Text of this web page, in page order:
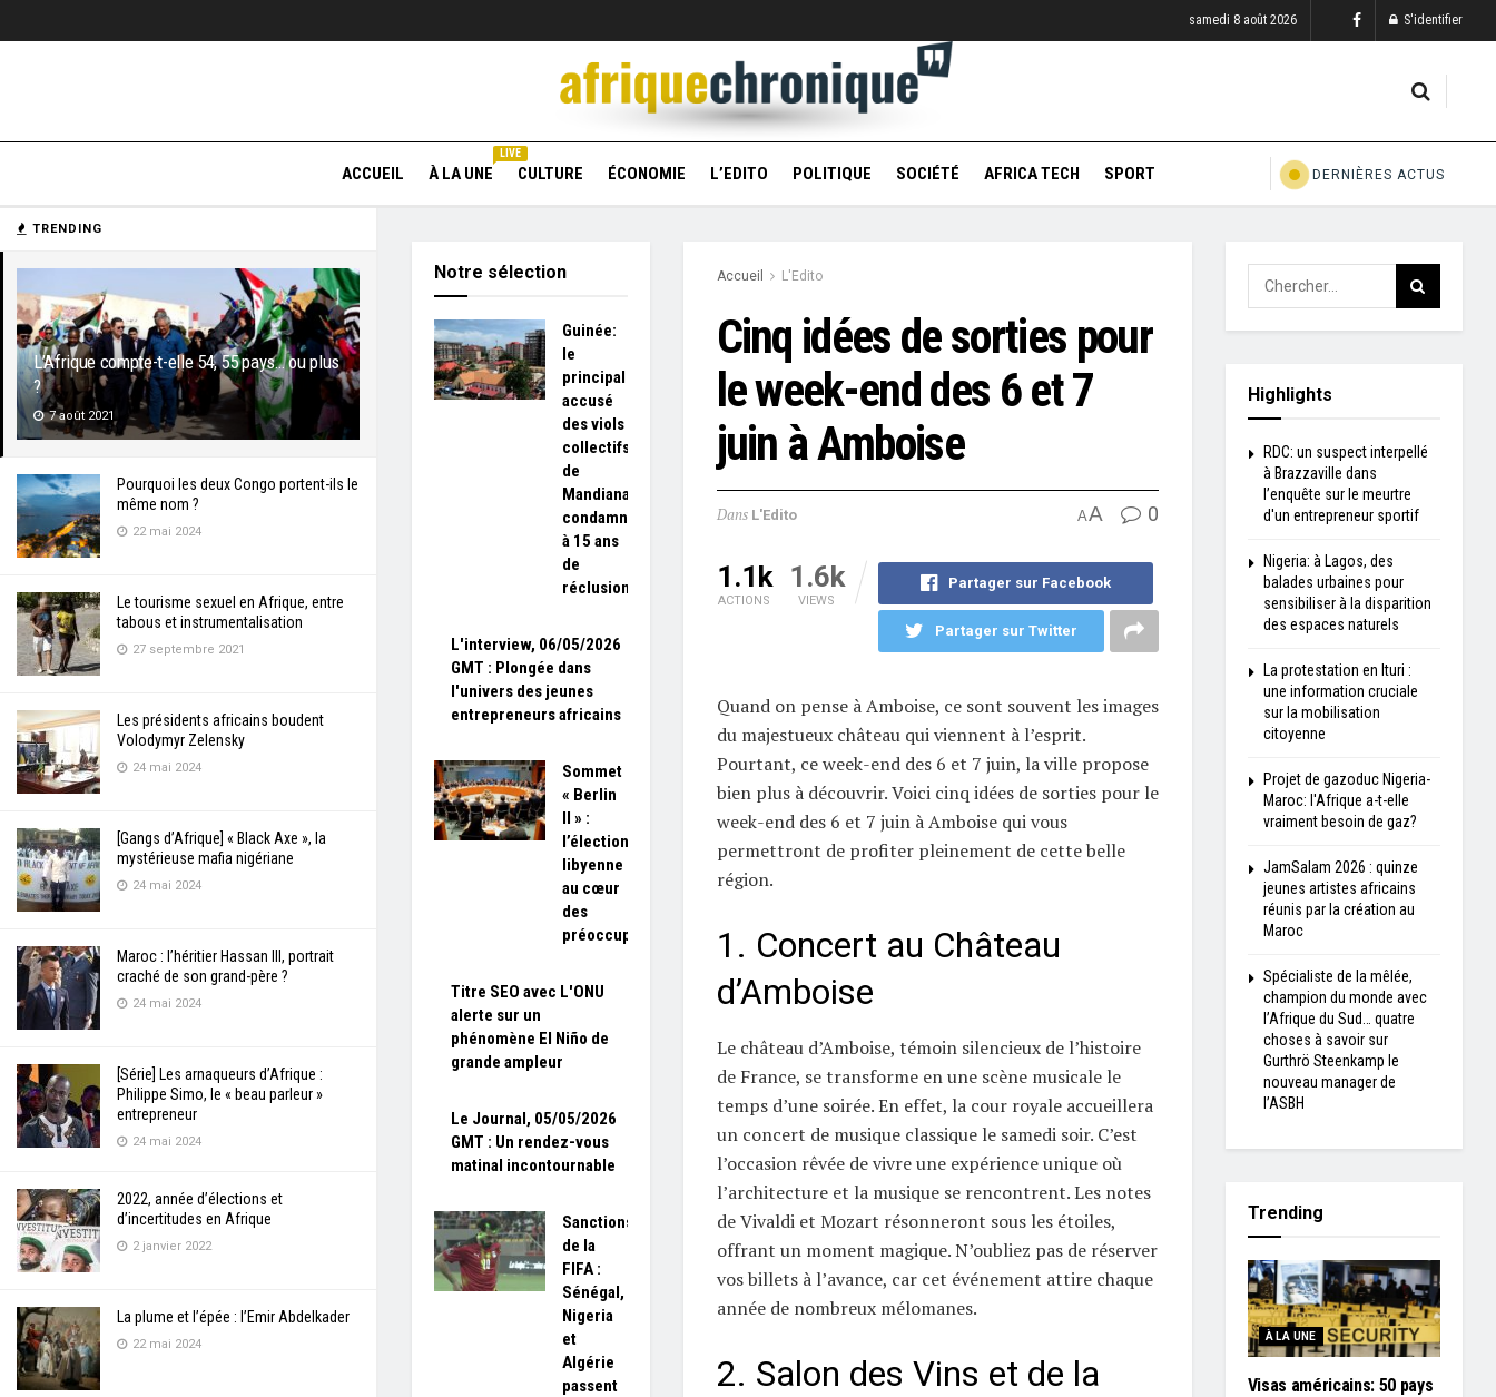
TRENDING
L’Afrique compte-t-elle 54, 55 pays… ou plus
?
7 août 2021
Pourquoi les deux Congo portent-ils le
même nom ?
22 mai 2024
Le tourisme sexuel en Afrique, entre
tabous et instrumentalisation
27 septembre 2021
Les présidents africains boudent
Volodymyr Zelensky
24 mai 2024
[Gangs d’Afrique] « Black Axe », la
mystérieuse mafia nigériane
24 mai 2024
Maroc : l’héritier Hassan III, portrait
craché de son grand-père ?
24 mai 2024
[Série] Les arnaqueurs d’Afrique :
Philippe Simo, le « beau parleur »
entrepreneur
24 mai 2024
2022, année d’élections et
d’incertitudes en Afrique
2 janvier 2022
La plume et l’épée : l’Emir Abdelkader
22 mai 2024
samedi 8 août 2026 S'identifier
ACCUEIL À LA UNE
LIVE
CULTURE ÉCONOMIE L’EDITO POLITIQUE SOCIÉTÉ AFRICA TECH SPORT DERNIÈRES ACTUS
Accueil L'Edito
Cinq idées de sorties pour
le week-end des 6 et 7
juin à Amboise
Dans L'Edito AA 0
1.1k
ACTIONS
1.6k
VIEWS
Partager sur Facebook
Partager sur Twitter
Quand on pense à Amboise, ce sont souvent les images
du majestueux château qui viennent à l’esprit.
Pourtant, ce week-end des 6 et 7 juin, la ville propose
bien plus à découvrir. Voici cinq idées de sorties pour le
week-end des 6 et 7 juin à Amboise qui vous
permettront de profiter pleinement de cette belle
région.
1. Concert au Château
d’Amboise
Le château d’Amboise, témoin silencieux de l’histoire
de France, se transforme en une scène musicale le
temps d’une soirée. En effet, la cour royale accueillera
un concert de musique classique le samedi soir. C’est
l’occasion rêvée de vivre une expérience unique où
l’architecture et la musique se rencontrent. Les notes
de Vivaldi et Mozart résonneront sous les étoiles,
offrant un moment magique. N’oubliez pas de réserver
vos billets à l’avance, car cet événement attire chaque
année de nombreux mélomanes.
2. Salon des Vins et de la
Notre sélection
Guinée:
le
principal
accusé
des viols
collectifs
de
Mandiana
condamné
à 15 ans
de
réclusion
L'interview, 06/05/2026
GMT : Plongée dans
l'univers des jeunes
entrepreneurs africains
Sommet
« Berlin
II » :
l’élection
libyenne
au cœur
des
préoccupations
Titre SEO avec L'ONU
alerte sur un
phénomène El Niño de
grande ampleur
Le Journal, 05/05/2026
GMT : Un rendez-vous
matinal incontournable
Sanctions
de la
FIFA :
Sénégal,
Nigeria
et
Algérie
passent
Highlights
RDC: un suspect interpellé
à Brazzaville dans
l’enquête sur le meurtre
d'un entrepreneur sportif
Nigeria: à Lagos, des
balades urbaines pour
sensibiliser à la disparition
des espaces naturels
La protestation en Ituri :
une information cruciale
sur la mobilisation
citoyenne
Projet de gazoduc Nigeria-
Maroc: l'Afrique a-t-elle
vraiment besoin de gaz?
JamSalam 2026 : quinze
jeunes artistes africains
réunis par la création au
Maroc
Spécialiste de la mêlée,
champion du monde avec
l’Afrique du Sud… quatre
choses à savoir sur
Gurthrö Steenkamp le
nouveau manager de
l’ASBH
Trending
À LA UNE
Visas américains: 50 pays